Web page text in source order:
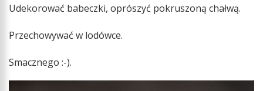
Udekorować babeczki, oprószyć pokruszoną chałwą.
Przechowywać w lodówce.
Smacznego :-).